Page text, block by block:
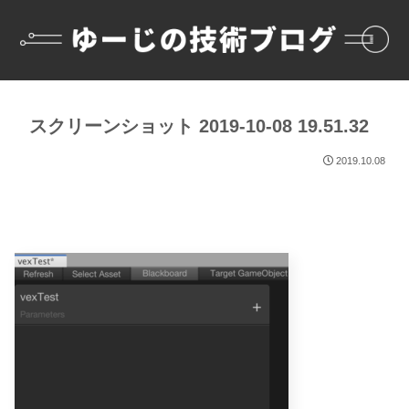
スクリーンショット 2019-10-08 19.51.32
2019.10.08